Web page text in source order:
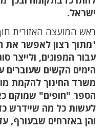
ישראל.
ראש המועצה האזורית
"מתוך רצון לאפשר את
עבור המפונים, ולייצר
הימים הקשים שעוברים
משרד החינוך להקמת
הספר "חופים" שמוקם
לעשות כל מה שיידרש
והן באזרחים שבעורף,